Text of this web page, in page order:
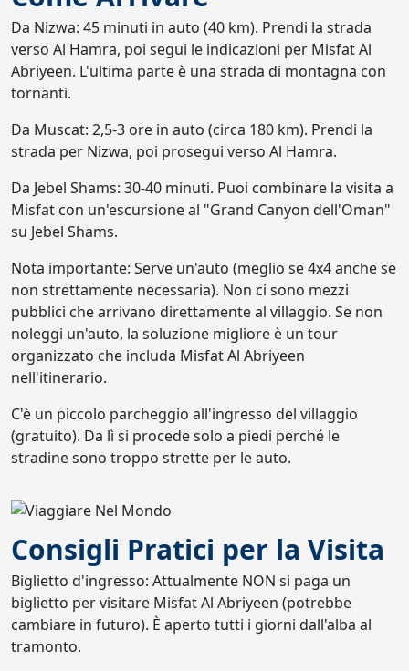
Da Nizwa: 45 minuti in auto (40 km). Prendi la strada
verso Al Hamra, poi segui le indicazioni per Misfat Al
Abriyeen. L'ultima parte è una strada di montagna con
tornanti.
Da Muscat: 2,5-3 ore in auto (circa 180 km). Prendi la
strada per Nizwa, poi prosegui verso Al Hamra.
Da Jebel Shams: 30-40 minuti. Puoi combinare la visita a
Misfat con un'escursione al "Grand Canyon dell'Oman"
su Jebel Shams.
Nota importante: Serve un'auto (meglio se 4x4 anche se
non strettamente necessaria). Non ci sono mezzi
pubblici che arrivano direttamente al villaggio. Se non
noleggi un'auto, la soluzione migliore è un tour
organizzato che includa Misfat Al Abriyeen
nell'itinerario.
C'è un piccolo parcheggio all'ingresso del villaggio
(gratuito). Da lì si procede solo a piedi perché le
stradine sono troppo strette per le auto.
Consigli Pratici per la Visita
Biglietto d'ingresso: Attualmente NON si paga un
biglietto per visitare Misfat Al Abriyeen (potrebbe
cambiare in futuro). È aperto tutti i giorni dall'alba al
tramonto.